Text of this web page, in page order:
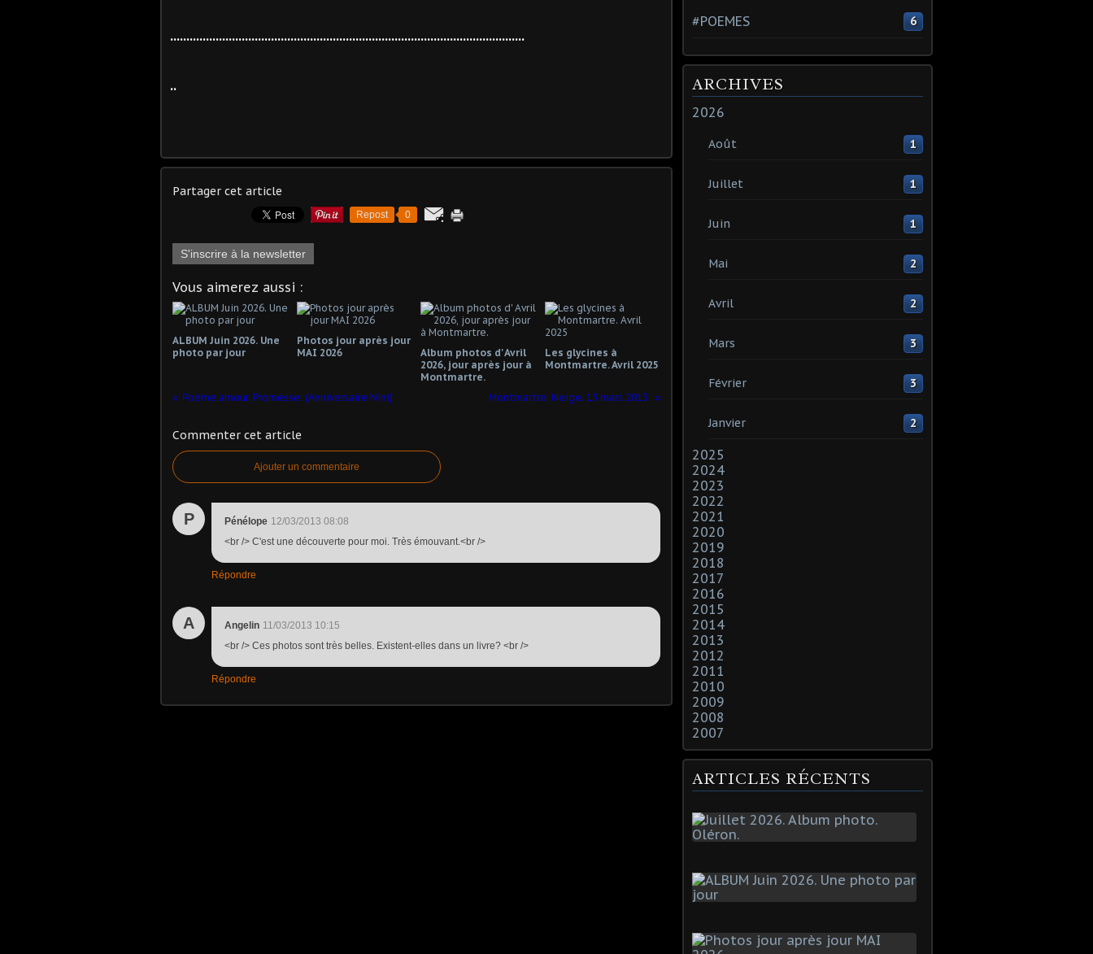
.............................................................................................................
..
Partager cet article
Repost 0
S'inscrire à la newsletter
Vous aimerez aussi :
ALBUM Juin 2026. Une
photo par jour
Photos jour après jour
MAI 2026
Album photos d' Avril
2026, jour après jour à
Montmartre.
Les glycines à
Montmartre. Avril 2025
Poème amour. Promesse. (Anniversaire Nini) Montmartre. Neige. 13 mars 2013.
Commenter cet article
Ajouter un commentaire
P Pénélope 12/03/2013 08:08
<br /> C'est une découverte pour moi. Très émouvant.<br />
Répondre
A Angelin 11/03/2013 10:15
<br /> Ces photos sont très belles. Existent-elles dans un livre? <br />
Répondre
#POEMES 6
ARCHIVES
2026
Août 1
Juillet 1
Juin 1
Mai 2
Avril 2
Mars 3
Février 3
Janvier 2
2025
2024
2023
2022
2021
2020
2019
2018
2017
2016
2015
2014
2013
2012
2011
2010
2009
2008
2007
ARTICLES RÉCENTS